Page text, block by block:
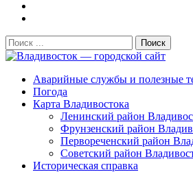
Поиск:
Владивосток — городской сайт
Аварийные службы и полезные
Погода
Карта Владивостока
Ленинский район
Фрунзенский район
Первореченский район
Советский район
Историческая справка